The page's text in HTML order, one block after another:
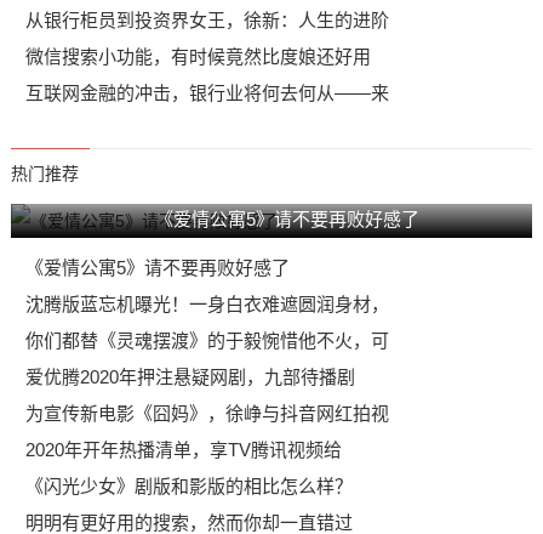
从银行柜员到投资界女王，徐新：人生的进阶
微信搜索小功能，有时候竟然比度娘还好用
互联网金融的冲击，银行业将何去何从——来
热门推荐
《爱情公寓5》请不要再败好感了
《爱情公寓5》请不要再败好感了
沈腾版蓝忘机曝光！一身白衣难遮圆润身材，
你们都替《灵魂摆渡》的于毅惋惜他不火，可
爱优腾2020年押注悬疑网剧，九部待播剧
为宣传新电影《囧妈》，徐峥与抖音网红拍视
2020年开年热播清单，享TV腾讯视频给
《闪光少女》剧版和影版的相比怎么样？
明明有更好用的搜索，然而你却一直错过